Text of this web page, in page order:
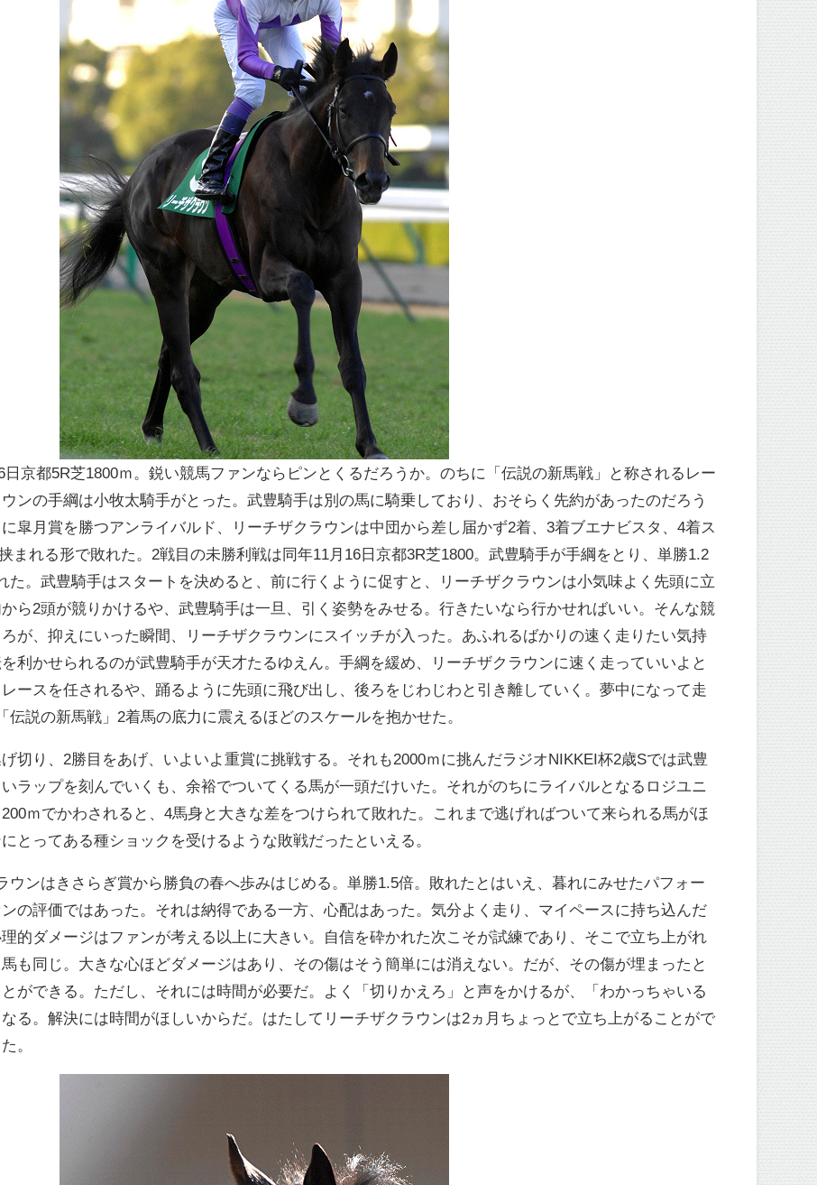
日京都5R芝1800ｍ。鋭い競馬ファンならピンとくるだろうか。のちに「伝説の新馬戦」と称されるレー
ンの手綱は小牧太騎手がとった。武豊騎手は別の馬に騎乗しており、おそらく先約があったのだろう
皐月賞を勝つアンライバルド、リーチザクラウンは中団から差し届かず2着、3着ブエナビスタ、4着ス
まれる形で敗れた。2戦目の未勝利戦は同年11月16日京都3R芝1800。武豊騎手が手綱をとり、単勝1.2
た。武豊騎手はスタートを決めると、前に行くように促すと、リーチザクラウンは小気味よく先頭に立
ら2頭が競りかけるや、武豊騎手は一旦、引く姿勢をみせる。行きたいなら行かせればいい。そんな競
が、抑えにいった瞬間、リーチザクラウンにスイッチが入った。あふれるばかりの速く走りたい気持
利かせられるのが武豊騎手が天才たるゆえん。手綱を緩め、リーチザクラウンに速く走っていいよと
ースを任されるや、踊るように先頭に飛び出し、後ろをじわじわと引き離していく。夢中になって走
伝説の新馬戦」2着馬の底力に震えるほどのスケールを抱かせた。
切り、2勝目をあげ、いよいよ重賞に挑戦する。それも2000ｍに挑んだラジオNIKKEI杯2歳Sでは武豊
ラップを刻んでいくも、余裕でついてくる馬が一頭だけいた。それがのちにライバルとなるロジユニ
ｍでかわされると、4馬身と大きな差をつけられて敗れた。これまで逃げればついて来られる馬がほ
とってある種ショックを受けるような敗戦だったといえる。
ウンはきさらぎ賞から勝負の春へ歩みはじめる。単勝1.5倍。敗れたとはいえ、暮れにみせたパフォー
の評価ではあった。それは納得である一方、心配はあった。気分よく走り、マイペースに持ち込んだ
的ダメージはファンが考える以上に大きい。自信を砕かれた次こそが試練であり、そこで立ち上がれ
も同じ。大きな心ほどダメージはあり、その傷はそう簡単には消えない。だが、その傷が埋まったと
ができる。ただし、それには時間が必要だ。よく「切りかえろ」と声をかけるが、「わかっちゃいる
る。解決には時間がほしいからだ。はたしてリーチザクラウンは2ヵ月ちょっとで立ち上がることがで
。